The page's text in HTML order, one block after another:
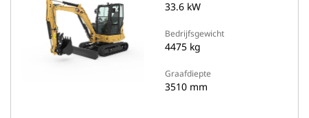
33.6 kW
Bedrijfsgewicht
4475 kg
Graafdiepte
3510 mm